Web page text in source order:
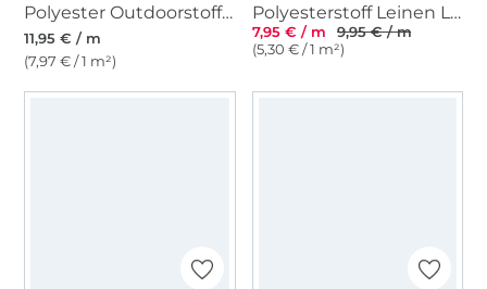
Polyester Outdoorstoff uni hellgrün
11,95 € / m
(7,97 € / 1 m²)
Polyesterstoff Leinen Look Melange, beige
7,95 € / m
9,95 € / m
(5,30 € / 1 m²)